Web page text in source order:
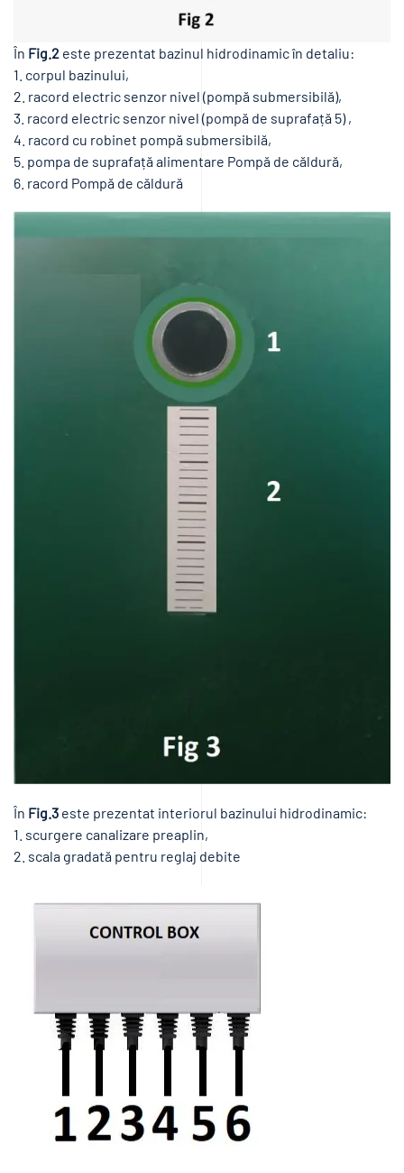
În Fig.2 este prezentat bazinul hidrodinamic în detaliu:
1. corpul bazinului,
2. racord electric senzor nivel (pompă submersibilă),
3. racord electric senzor nivel (pompă de suprafață 5) ,
4. racord cu robinet pompă submersibilă,
5. pompa de suprafață alimentare Pompă de căldură,
6. racord Pompă de căldură
În Fig.3 este prezentat interiorul bazinului hidrodinamic:
1. scurgere canalizare preaplin,
2. scala gradată pentru reglaj debite